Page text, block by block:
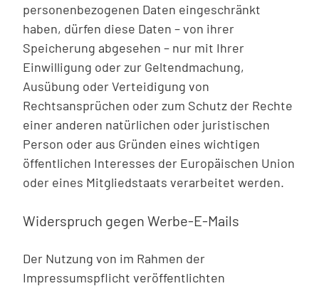
personenbezogenen Daten eingeschränkt
haben, dürfen diese Daten – von ihrer
Speicherung abgesehen – nur mit Ihrer
Einwilligung oder zur Geltendmachung,
Ausübung oder Verteidigung von
Rechtsansprüchen oder zum Schutz der Rechte
einer anderen natürlichen oder juristischen
Person oder aus Gründen eines wichtigen
öffentlichen Interesses der Europäischen Union
oder eines Mitgliedstaats verarbeitet werden.
Widerspruch gegen Werbe-E-Mails
Der Nutzung von im Rahmen der
Impressumspflicht veröffentlichten